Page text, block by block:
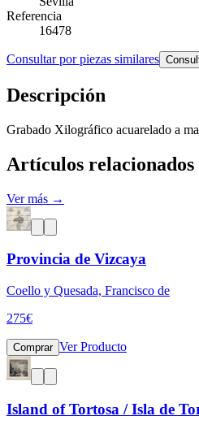
Referencia
16478
Consultar por piezas similares
Descripción
Grabado Xilográfico acuarelado a
Artículos relacionados
Ver más →
Provincia de Vizcaya
Coello y Quesada, Francisco de
275€
Comprar Ver Producto
Island of Tortosa / Isla de